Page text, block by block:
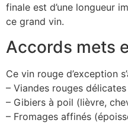
finale est d’une longueur
ce grand vin.
Accords mets
Ce vin rouge d’exception
– Viandes rouges
– Gibiers à poil (lièvre,
– Fromages affinés